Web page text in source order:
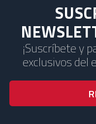
¡Suscríbete y
exclusivos del